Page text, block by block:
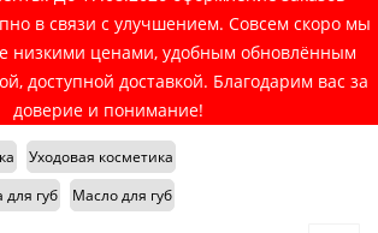
в связи с улучшением. Совсем скоро мы
низкими ценами, удобным обновлённым
доступной доставкой. Благодарим вас за
доверие и понимание!
Уходовая косметика
для губ
Масло для губ